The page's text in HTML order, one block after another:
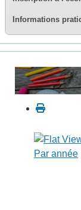
Informations
Par année